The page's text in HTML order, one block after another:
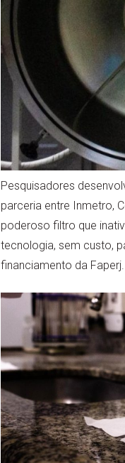
Pesquisadores
parceria entre Inmetro,
poderoso filtro que
tecnologia, sem custo,
financiamento da Faperj.